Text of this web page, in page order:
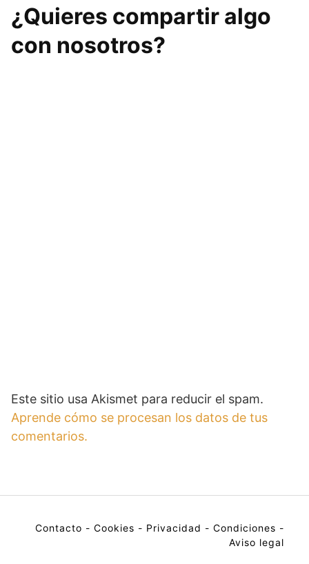
¿Quieres compartir algo
con nosotros?
Este sitio usa Akismet para reducir el spam.
Aprende cómo se procesan los datos de tus
comentarios.
Contacto - Cookies - Privacidad - Condiciones -
Aviso legal